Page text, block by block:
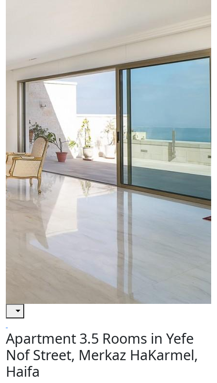
Apartment 3.5 Rooms in Yefe
Nof Street, Merkaz HaKarmel,
Haifa